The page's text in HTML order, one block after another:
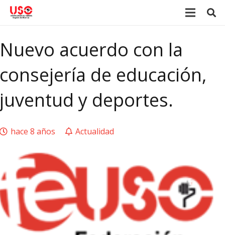
Nuevo acuerdo con la
consejería de educación,
juventud y deportes.
hace 8 años Actualidad